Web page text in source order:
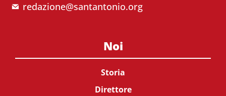
redazione@santantonio.org
Noi
Storia
Direttore